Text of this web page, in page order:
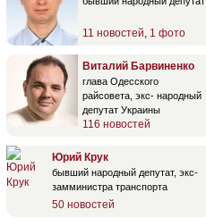
11 новостей, 1 фото
Виталий Барвиненко
глава Одесского
райсовета, экс- народный
депутат Украины
116 новостей
Юрий Крук
бывший народный депутат, экс-
замминистра транспорта
50 новостей